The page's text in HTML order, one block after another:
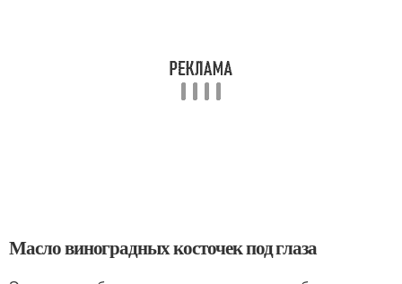
Масло виноградных косточек под глаза